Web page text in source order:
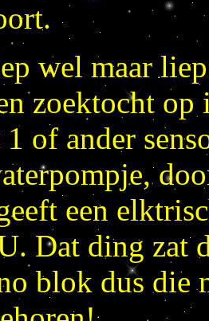
wel maar
zoektocht
of ander
een
Dat ding zat
blok dus die